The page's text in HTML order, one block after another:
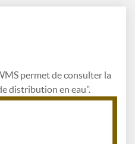
permet de consulter la
distribution en eau".